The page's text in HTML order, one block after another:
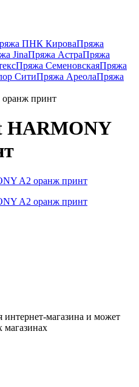
ПНК КироваПряжа
JinaПряжа АстраПряжа
Пряжа СеменовскаяПряжа
СитиПряжа АреолаПряжа
принт
HARMONY
интернет-магазина и может
магазинах